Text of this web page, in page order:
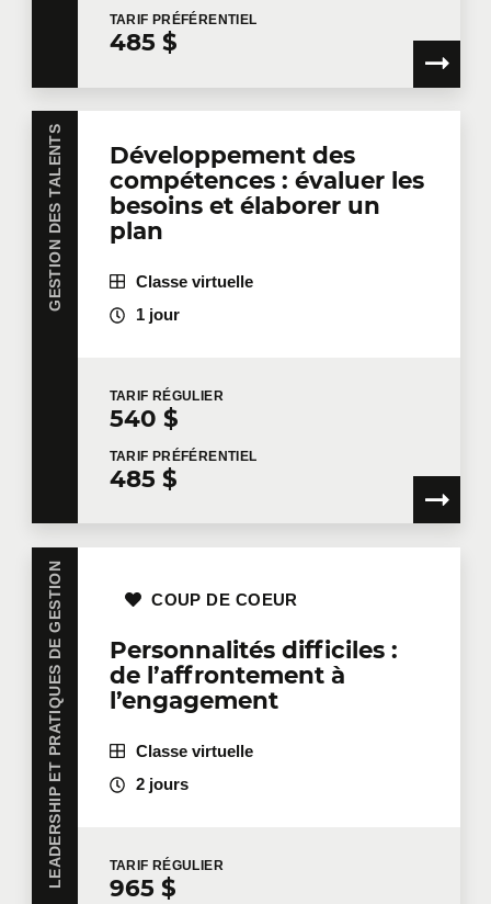
TARIF PRÉFÉRENTIEL
485 $
GESTION DES TALENTS
Développement des
compétences : évaluer les
besoins et élaborer un
plan
Classe virtuelle
1 jour
TARIF RÉGULIER
540 $
TARIF PRÉFÉRENTIEL
485 $
LEADERSHIP ET PRATIQUES DE GESTION
Personnalités difficiles :
de l’affrontement à
l’engagement
COUP DE COEUR
Classe virtuelle
2 jours
TARIF RÉGULIER
965 $